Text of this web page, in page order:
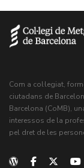
Com a col·legiat,
ciutadans de
Barcelona (CoMB),
interessos de la
pel dret de les